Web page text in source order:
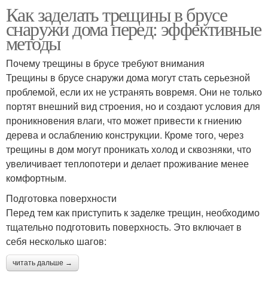
Как заделать трещины в брусе
снаружи дома перед: эффективные
методы
Почему трещины в брусе требуют внимания
Трещины в брусе снаружи дома могут стать серьезной
проблемой, если их не устранять вовремя. Они не только
портят внешний вид строения, но и создают условия для
проникновения влаги, что может привести к гниению
дерева и ослаблению конструкции. Кроме того, через
трещины в дом могут проникать холод и сквозняки, что
увеличивает теплопотери и делает проживание менее
комфортным.
Подготовка поверхности
Перед тем как приступить к заделке трещин, необходимо
тщательно подготовить поверхность. Это включает в
себя несколько шагов:
читать дальше →